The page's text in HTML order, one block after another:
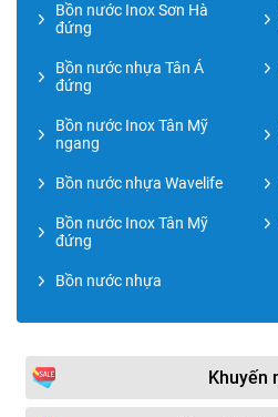
Bồn nước Inox Sơn Hà
đứng
Bồn nước nhựa Tân Á
đứng
Bồn nước Inox Tân Mỹ
ngang
Bồn nước nhựa Wavelife
Bồn nước Inox Tân Mỹ
đứng
Bồn nước nhựa
Khuyến